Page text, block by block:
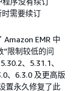
需要续订
Amazon EMR 中
”限制较低的问
、5.31.1、
、6.3.0 及更高版
置永久修复了此